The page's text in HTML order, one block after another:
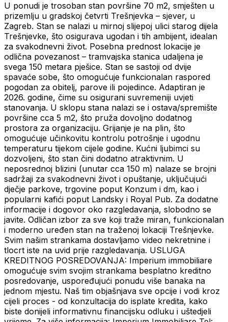
U ponudi je trosoban stan površine 70 m2, smješten u
prizemlju u gradskoj četvrti Trešnjevka – sjever, u
Zagreb. Stan se nalazi u mirnoj slijepoj ulici starog dijela
Trešnjevke, što osigurava ugodan i tih ambijent, idealan
za svakodnevni život. Posebna prednost lokacije je
odlična povezanost – tramvajska stanica udaljena je
svega 150 metara pješice. Stan se sastoji od dvije
spavaće sobe, što omogućuje funkcionalan raspored
pogodan za obitelj, parove ili pojedince. Adaptiran je
2026. godine, čime su osigurani suvremeniji uvjeti
stanovanja. U sklopu stana nalazi se i ostava/spremište
površine cca 5 m2, što pruža dovoljno dodatnog
prostora za organizaciju. Grijanje je na plin, što
omogućuje učinkovitu kontrolu potrošnje i ugodnu
temperaturu tijekom cijele godine. Kućni ljubimci su
dozvoljeni, što stan čini dodatno atraktivnim. U
neposrednoj blizini (unutar cca 150 m) nalaze se brojni
sadržaji za svakodnevni život i opuštanje, uključujući
dječje parkove, trgovine poput Konzum i dm, kao i
popularni kafići poput Landsky i Royal Pub. Za dodatne
informacije i dogovor oko razgledavanja, slobodno se
javite. Odličan izbor za sve koji traže miran, funkcionalan
i moderno uređen stan na traženoj lokaciji Trešnjevke.
Svim našim strankama dostavljamo video nekretnine i
tlocrt iste na uvid prije razgledavanja. USLUGA
KREDITNOG POSREDOVANJA: Imperium immobiliare
omogućuje svim svojim strankama besplatno kreditno
posredovanje, uspoređujući ponudu više banaka na
jednom mjestu. Naš tim objašnjava sve opcije i vodi kroz
cijeli proces - od konzultacija do isplate kredita, kako
biste donijeli informativnu financijsku odluku i uštedjeli